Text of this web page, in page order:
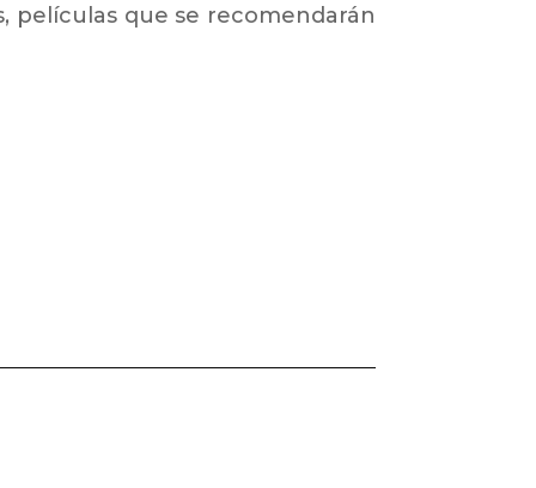
películas que se recomendarán